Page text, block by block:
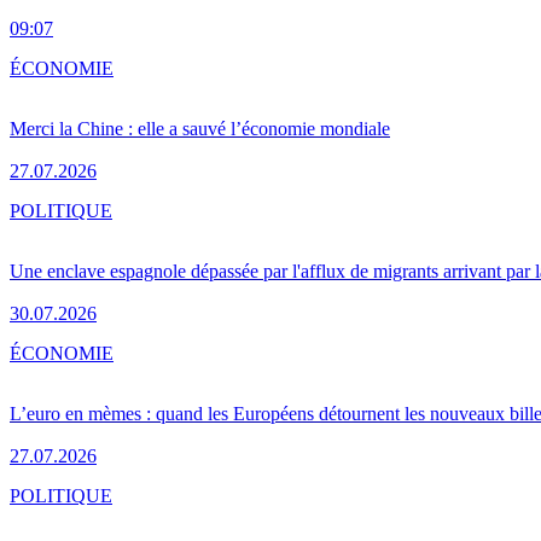
09:07
Merci la Chine : elle a sauvé l’économie mondiale
27.07.2026
ÉCONOMIE
Une enclave espagnole dépassée par l'afflux de migrants arrivant par
30.07.2026
POLITIQUE
L’euro en mèmes : quand les Européens détournent les nouveaux
27.07.2026
ÉCONOMIE
POLITIQUE